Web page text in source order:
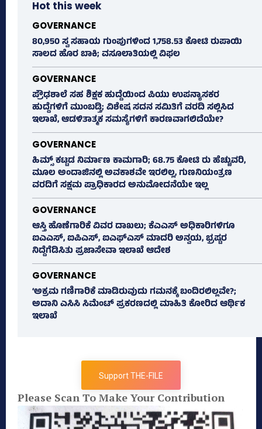
Hot this week
GOVERNANCE
80,950 ಸ್ವ ಸಹಾಯ ಗುಂಪುಗಳಿಂದ 1,758.53 ಕೋಟಿ ರುಪಾಯಿ
ಸಾಲದ ಹೊರ ಬಾಕಿ; ವಸೂಲಾತಿಯಲ್ಲಿ ವಿಫಲ
GOVERNANCE
ಪ್ರೌಢಶಾಲೆ ಸಹ ಶಿಕ್ಷಕ ಹುದ್ದೆಯಿಂದ ಪಿಯು ಉಪನ್ಯಾಸಕರ
ಹುದ್ದೆಗಳಿಗೆ ಮುಂಬಡ್ತಿ; ವಿಶೇಷ ಸದನ ಸಮಿತಿಗೆ ವರದಿ ಸಲ್ಲಿಸಿದ
ಇಲಾಖೆ, ಆಡಳಿತಾತ್ಮಕ ಸಮಸ್ಯೆಗಳಿಗೆ ಕಾರಣವಾಗಲಿದೆಯೇ?
GOVERNANCE
ಹಿಮ್ಸ್‌ ಕಟ್ಟಡ ನಿರ್ಮಾಣ ಕಾಮಗಾರಿ; 68.75 ಕೋಟಿ ರು ಹೆಚ್ಚುವರಿ,
ಮೂಲ ಅಂದಾಜಿನಲ್ಲಿ ಅವಕಾಶವೇ ಇರಲಿಲ್ಲ, ಗುಣನಿಯಂತ್ರಣ
ವರದಿಗೆ ಸಕ್ಷಮ ಪ್ರಾಧಿಕಾರದ ಅನುಮೋದನೆಯೇ ಇಲ್ಲ
GOVERNANCE
ಆಸ್ತಿ ಹೊಣೆಗಾರಿಕೆ ವಿವರ ದಾಖಲು; ಕೆಎಎಸ್ ಅಧಿಕಾರಿಗಳಿಗೂ
ಐಎಎಸ್‌, ಐಪಿಎಸ್‌, ಐಎಫ್‌ಎಸ್‌ ಮಾದರಿ ಅನ್ವಯ, ಭ್ರಷ್ಟರ
ನಿದ್ದೆಗೆಡಿಸಿತು ಪ್ರಜಾಸೇವಾ ಇಲಾಖೆ ಆದೇಶ
GOVERNANCE
‘ಅಕ್ರಮ ಗಣಿಗಾರಿಕೆ ಮಾಡಿರುವುದು ಗಮನಕ್ಕೆ ಬಂದಿರಲಿಲ್ಲವೇ?;
ಅದಾನಿ ಎಸಿಸಿ ಸಿಮೆಂಟ್ ಪ್ರಕರಣದಲ್ಲಿ ಮಾಹಿತಿ ಕೋರಿದ ಆರ್ಥಿಕ
ಇಲಾಖೆ
Support THE-FILE
Please Scan To Make Your Contribution